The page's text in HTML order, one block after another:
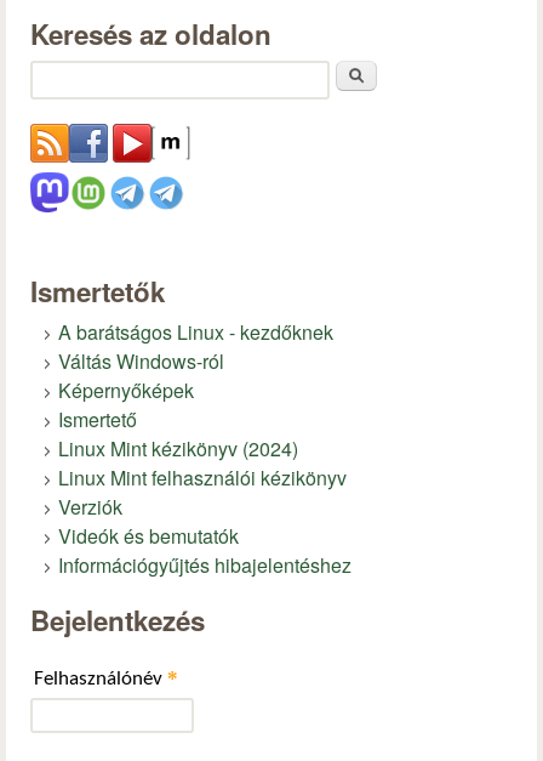
Keresés az oldalon
Ismertetők
A barátságos Linux - kezdőknek
Váltás Windows-ról
Képernyőképek
Ismertető
Linux Mint kézikönyv (2024)
Linux Mint felhasználói kézikönyv
Verziók
Videók és bemutatók
Információgyűjtés hibajelentéshez
Bejelentkezés
Felhasználónév *